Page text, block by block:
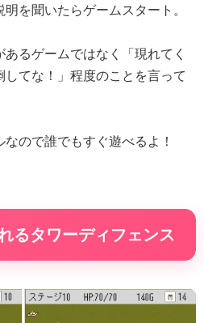
を聞いたらゲームスタート。
るゲームではなく「現れてく
してな！」程度のことを言って
ので誰でもすぐ遊べるよ！
るタワーディフェンス